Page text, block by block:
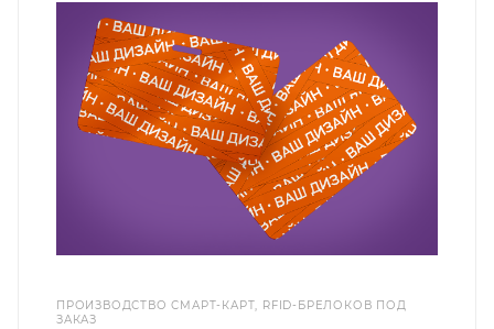
ПРОИЗВОДСТВО СМАРТ-КАРТ, RFID-БРЕЛОКОВ ПОД
ЗАКАЗ